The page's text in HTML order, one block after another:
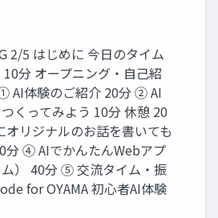
2/5 はじめに 今⽇のタイム
10分 オープニング・⾃⼰紹
AI体験のご紹介 20分 ② AI
くってみよう 10分 休憩 20
リジナルのお話を書いても
分 ④ AIでかんたんWebアプ
ム） 40分 ⑤ 交流タイム・振
for OYAMA 初⼼者AI体験